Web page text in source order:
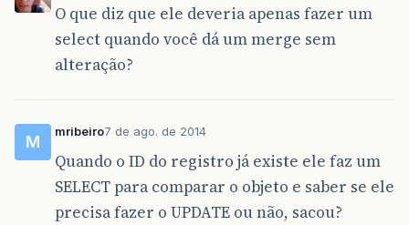
O que diz que ele deveria apenas fazer um
select quando você dá um merge sem
alteração?
M
mribeiro7 de ago. de 2014
Quando o ID do registro já existe ele faz um
SELECT para comparar o objeto e saber se ele
precisa fazer o UPDATE ou não, sacou?